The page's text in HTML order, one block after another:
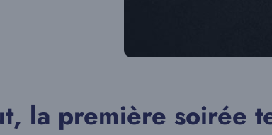
la première soirée